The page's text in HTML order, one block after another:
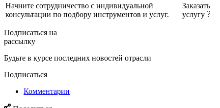
Начните сотрудничество с индивидуальной
консультации по подбору инструментов и услуг.
Заказать
услугу
Подписаться на
рассылку
Будьте в курсе последних новостей отрасли
Подписаться
Комментарии